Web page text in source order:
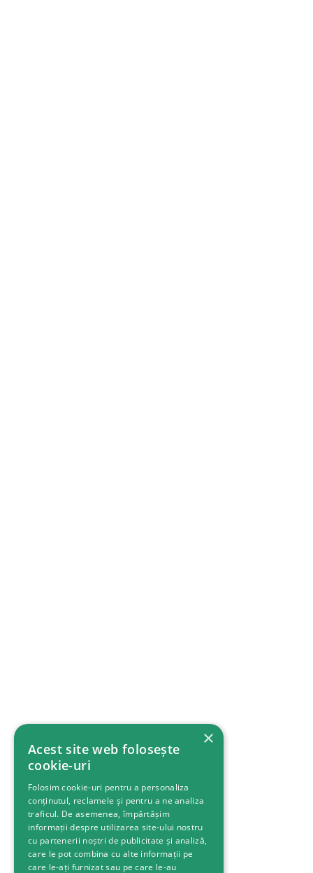
×
Acest site web folosește
cookie-uri
Folosim cookie-uri pentru a personaliza
conținutul, reclamele și pentru a ne analiza
traficul. De asemenea, împărtășim
informații despre utilizarea site-ului nostru
cu partenerii noștri de publicitate și analiză,
care le pot combina cu alte informații pe
care le-ați furnizat sau pe care le-au